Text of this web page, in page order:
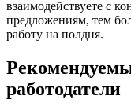
взаимодействуете с
предложениям, тем
работу на полдня.
работодатели